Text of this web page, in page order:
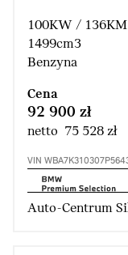
100KW / 136KM
1499cm3
Benzyna
Cena
92 900 zł
netto 75 528 zł
VIN
Auto-Centrum